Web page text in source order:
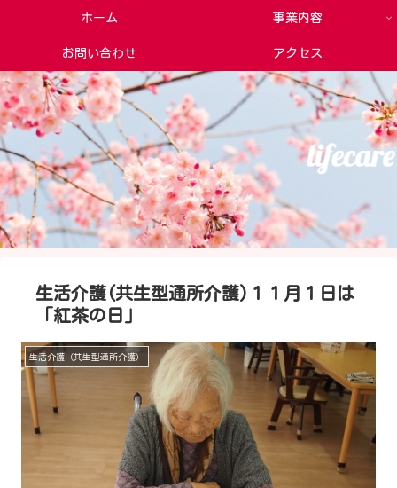
ホーム 事業内容
お問い合わせ アクセス
生活介護(共生型通所介護)１１月１日は
「紅茶の日」
生活介護（共生型通所介護）